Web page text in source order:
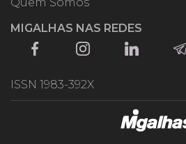
MIGALHAS NAS REDES
ISSN 1983-392X